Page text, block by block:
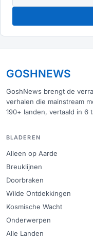
GOSHNEWS
GoshNews brengt de
verhalen die mainstream
190+ landen, vertaald in 6
BLADEREN
Alleen op Aarde
Breuklijnen
Doorbraken
Wilde Ontdekkingen
Kosmische Wacht
Onderwerpen
Alle Landen